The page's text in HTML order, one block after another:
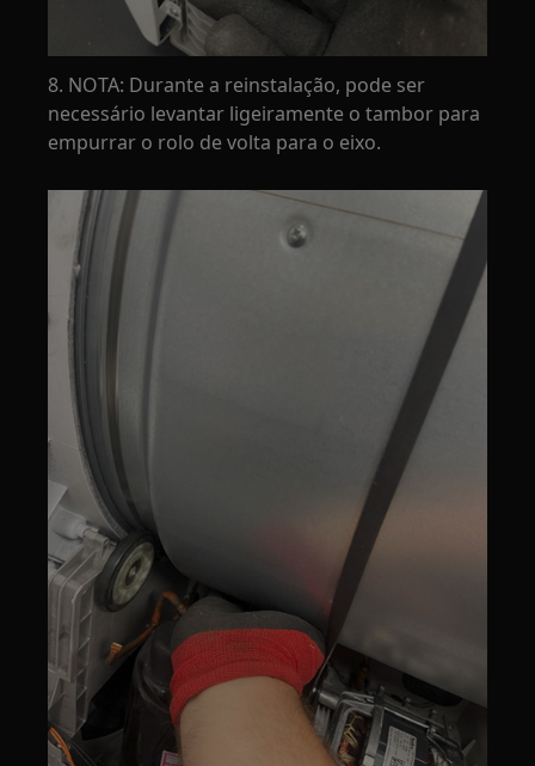
8. NOTA: Durante a reinstalação, pode ser
necessário levantar ligeiramente o tambor para
empurrar o rolo de volta para o eixo.